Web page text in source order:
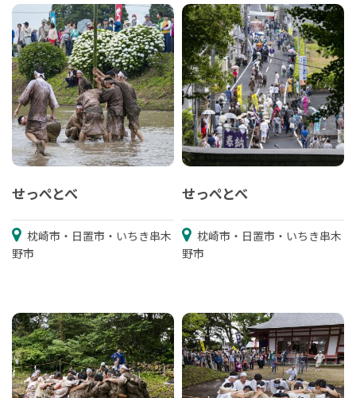
せっぺとべ
枕崎市・日置市・いちき串木
野市
せっぺとべ
枕崎市・日置市・いちき串木
野市